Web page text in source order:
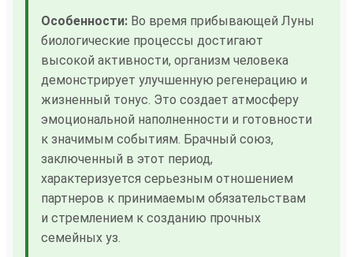
Особенности: Во время прибывающей Луны
биологические процессы достигают
высокой активности, организм человека
демонстрирует улучшенную регенерацию и
жизненный тонус. Это создает атмосферу
эмоциональной наполненности и готовности
к значимым событиям. Брачный союз,
заключенный в этот период,
характеризуется серьезным отношением
партнеров к принимаемым обязательствам
и стремлением к созданию прочных
семейных уз.